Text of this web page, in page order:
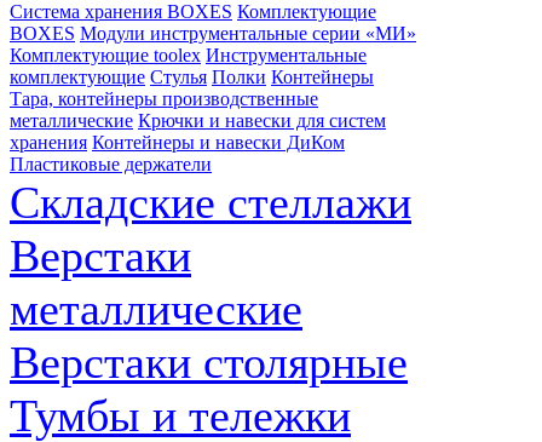
Система хранения BOXES Комплектующие
BOXES Модули инструментальные серии «МИ»
Комплектующие toolex Инструментальные
комплектующие Стулья Полки Контейнеры
Тара, контейнеры производственные
металлические Крючки и навески для систем
хранения Контейнеры и навески ДиКом
Пластиковые держатели
Складские стеллажи
Верстаки
металлические
Верстаки столярные
Тумбы и тележки